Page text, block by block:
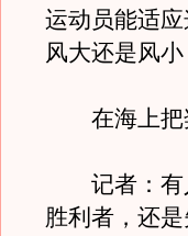
运动员能适
风大还是风
在海上把
记者：有人
胜利者，还